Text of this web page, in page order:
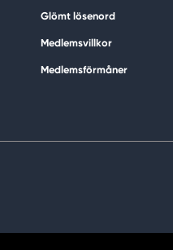
Glömt lösenord
Medlemsvillkor
Medlemsförmåner